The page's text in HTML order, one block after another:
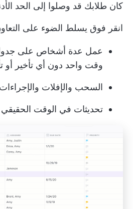
كان طلابك قد وصلوا إلى الحد
انقر فوق يسلط الضوء على
عمل عدة أشخاص على جدول
وقت واحد دون أي تأخير أو
السحب والإفلات
تحديثات في الوقت الحقيقي